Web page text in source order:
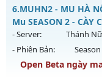
Antihack: Gameguard
MU HỎA LONG
Mu mới ra tháng 08
https://
05/08/2626
Exp: 9999x - Drop:
6.MUHN2 - MU HÀ
Mu SEASON 2 - CÀY
- Server: Thánh Nữ
- Phiên Bản:
Open Beta ngày